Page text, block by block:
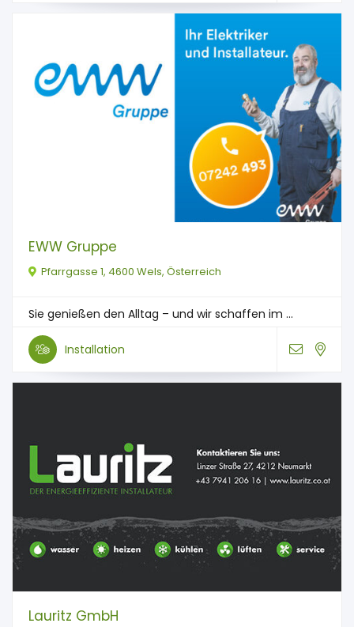
EWW Gruppe
Pfarrgasse 1, 4600 Wels, Österreich
Sie genießen den Alltag – und wir schaffen im ...
Installation
Lauritz GmbH